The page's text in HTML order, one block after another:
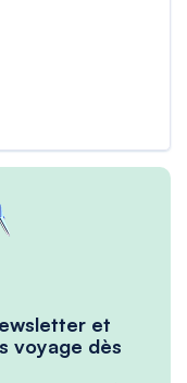
et
voyage dès